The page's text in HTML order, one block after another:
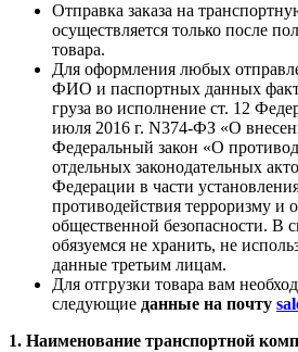
Отправка заказа на
осуществляется только после
товара.
Для оформления любых
ФИО и паспортных данных
груза во исполнение ст. 12
июля 2016 г. N374-ФЗ «О
Федеральный закон «О
отдельных законодательных
Федерации в части
противодействия терроризму и
общественной безопасности. В
обязуемся не хранить, не
данные третьим лицам.
Для отгрузки товара вам
следующие данные на почту
1. Наименование транспортной